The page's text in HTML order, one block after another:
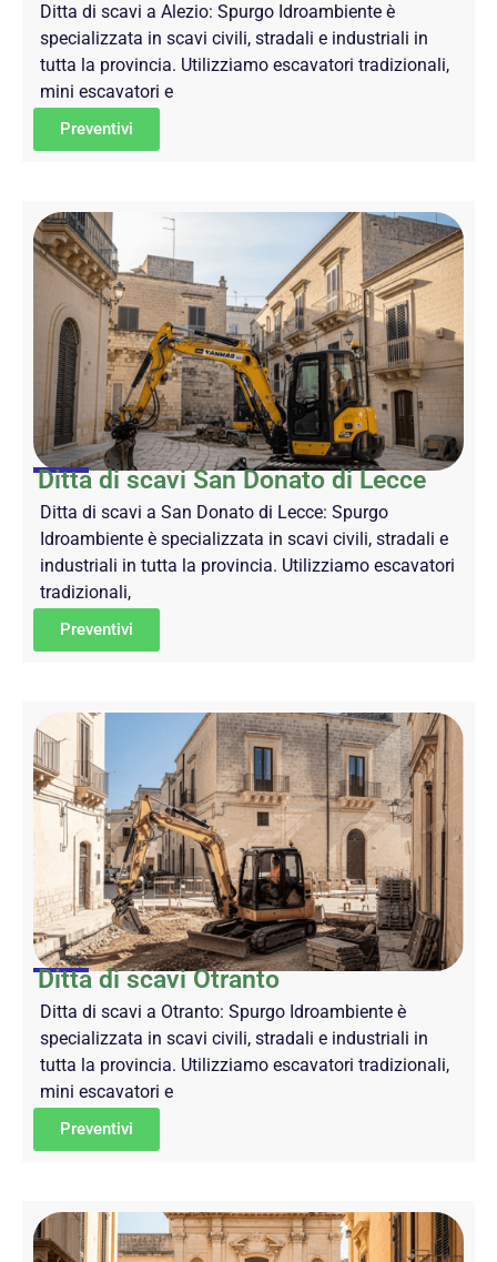
Ditta di scavi a Alezio: Spurgo Idroambiente è
specializzata in scavi civili, stradali e industriali in
tutta la provincia. Utilizziamo escavatori tradizionali,
mini escavatori e
Preventivi
Ditta di scavi San Donato di Lecce
Ditta di scavi a San Donato di Lecce: Spurgo
Idroambiente è specializzata in scavi civili, stradali e
industriali in tutta la provincia. Utilizziamo escavatori
tradizionali,
Preventivi
Ditta di scavi Otranto
Ditta di scavi a Otranto: Spurgo Idroambiente è
specializzata in scavi civili, stradali e industriali in
tutta la provincia. Utilizziamo escavatori tradizionali,
mini escavatori e
Preventivi